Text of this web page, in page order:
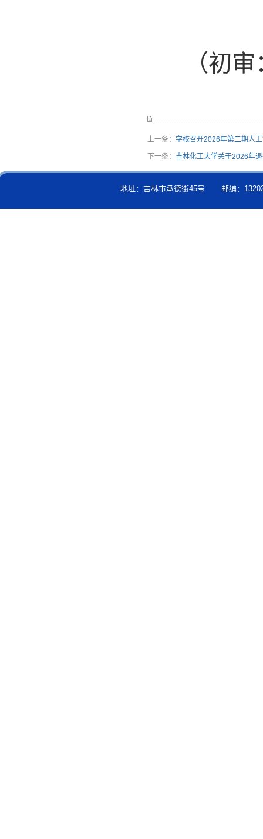
（初
上一条： 学校召开2026年第二期人
下一条： 吉林化工大学关于2026年
地址：吉林市承德街45号 邮编：